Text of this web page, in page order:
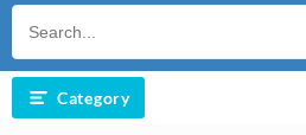
Category